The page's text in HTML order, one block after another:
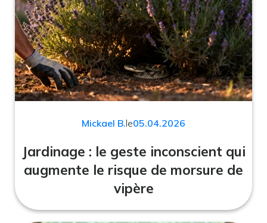
Mickael B.le05.04.2026
Jardinage : le geste inconscient qui
augmente le risque de morsure de
vipère